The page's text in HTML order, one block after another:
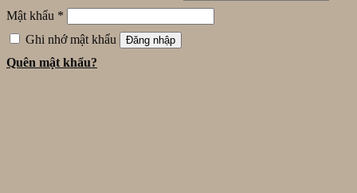
Mật khẩu *
Ghi nhớ mật khẩu
Đăng nhập
Quên mật khẩu?